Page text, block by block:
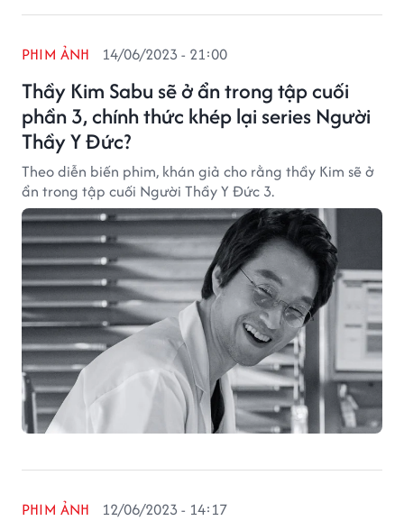
Thầy Kim Sabu sẽ ở ẩn trong tập cuối
phần 3, chính thức khép lại series Người
Thầy Y Đức?
PHIM ẢNH 14/06/2023 - 21:00
Theo diễn biến phim, khán giả cho rằng thầy Kim sẽ ở
ẩn trong tập cuối Người Thầy Y Đức 3.
PHIM ẢNH 12/06/2023 - 14:17